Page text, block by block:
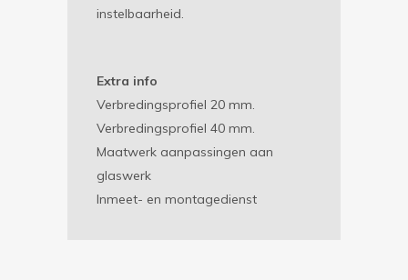
instelbaarheid.
Extra info
Verbredingsprofiel 20 mm.
Verbredingsprofiel 40 mm.
Maatwerk aanpassingen aan
glaswerk
Inmeet- en montagedienst